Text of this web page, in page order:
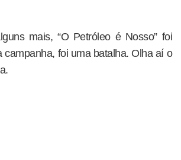
mais, “O Petróleo é Nosso” foi
campanha, foi uma batalha. Olha aí o